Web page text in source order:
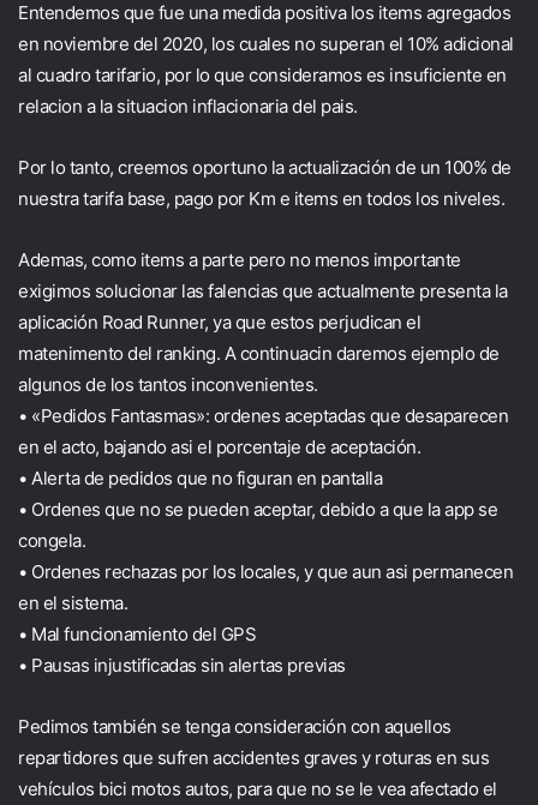
Entendemos que fue una medida positiva los items agregados
en noviembre del 2020, los cuales no superan el 10% adicional
al cuadro tarifario, por lo que consideramos es insuficiente en
relacion a la situacion inflacionaria del pais.
Por lo tanto, creemos oportuno la actualización de un 100% de
nuestra tarifa base, pago por Km e items en todos los niveles.
Ademas, como items a parte pero no menos importante
exigimos solucionar las falencias que actualmente presenta la
aplicación Road Runner, ya que estos perjudican el
matenimento del ranking. A continuacin daremos ejemplo de
algunos de los tantos inconvenientes.
• «Pedidos Fantasmas»: ordenes aceptadas que desaparecen
en el acto, bajando asi el porcentaje de aceptación.
• Alerta de pedidos que no figuran en pantalla
• Ordenes que no se pueden aceptar, debido a que la app se
congela.
• Ordenes rechazas por los locales, y que aun asi permanecen
en el sistema.
• Mal funcionamiento del GPS
• Pausas injustificadas sin alertas previas
Pedimos también se tenga consideración con aquellos
repartidores que sufren accidentes graves y roturas en sus
vehículos bici motos autos, para que no se le vea afectado el